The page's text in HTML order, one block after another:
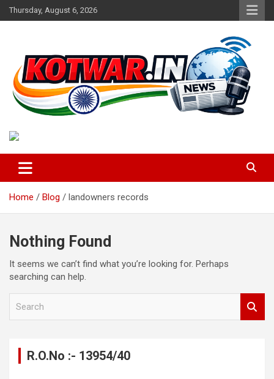
Skip
to
Thursday, August 6, 2026
kotwar.in
Home Blog landowners records
Nothing Found
It seems we can’t find what you’re looking for. Perhaps
searching can help.
R.O.No :- 13954/40